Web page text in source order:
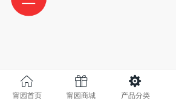
甯园首页 甯园商城 产品分类